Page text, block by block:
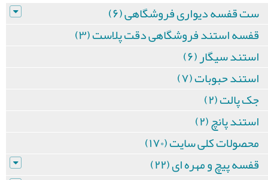
ست قفسه دیواری فروشگاهی (۶)
قفسه استند فروشگاهی دقت پلاست (۳)
استند سیگار (۶)
استند حبوبات (۷)
جک پالت (۲)
استند پانچ (۲)
محصولات کلی سایت (۱۷۰)
قفسه پیچ و مهره ای (۲۲)